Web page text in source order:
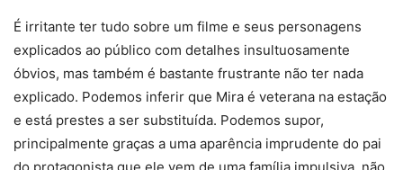
É irritante ter tudo sobre um filme e seus personagens
explicados ao público com detalhes insultuosamente
óbvios, mas também é bastante frustrante não ter nada
explicado. Podemos inferir que Mira é veterana na estação
e está prestes a ser substituída. Podemos supor,
principalmente graças a uma aparência imprudente do pai